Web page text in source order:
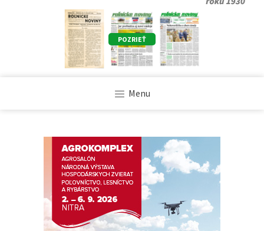
POZRIEŤ
Menu